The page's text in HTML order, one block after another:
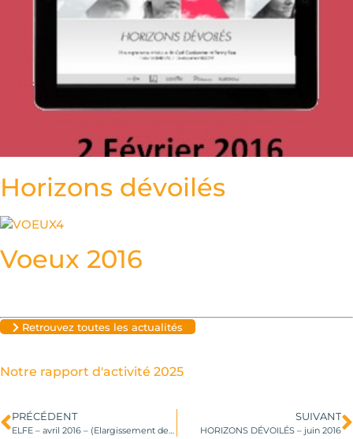
Horizons dévoilés
Voeux 2016
Retrouvez toutes les actualités
Notre rapport d'activité 2025
PRÉCÉDENT
ELFE – avril 2016 – (Elargissement des choix professionnels Femmes et Emploi)
SUIVANT
HORIZONS DÉVOILÉS – juin 2016